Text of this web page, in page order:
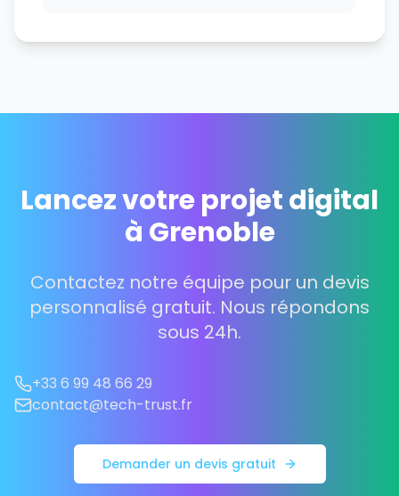
Lancez votre projet digital
à Grenoble
Contactez notre équipe pour un devis
personnalisé gratuit. Nous répondons
sous 24h.
+33 6 99 48 66 29
contact@tech-trust.fr
Demander un devis gratuit